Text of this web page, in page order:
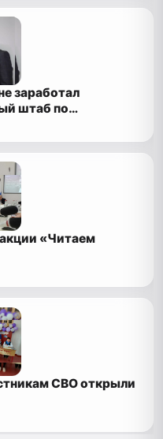
заработал
штаб по
«Читаем
СВО открыли